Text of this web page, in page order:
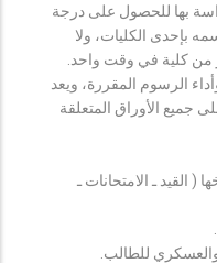
بها للحصول على درجة
بإحدى الكليات، ولا
من كلية في وقت واحد.
الرسوم المقررة، ويعد
جميع الأوراق المتعلقة
( القيد ـ الامتحانات ـ
للطالب.